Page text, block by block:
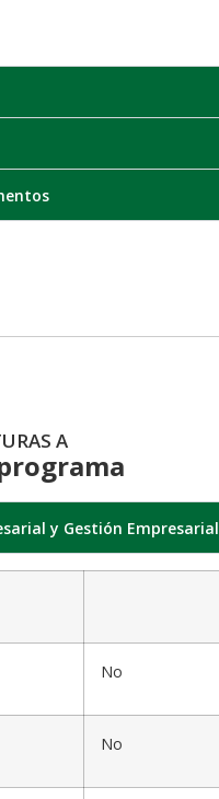
A
y Gestión Empresarial
No
No